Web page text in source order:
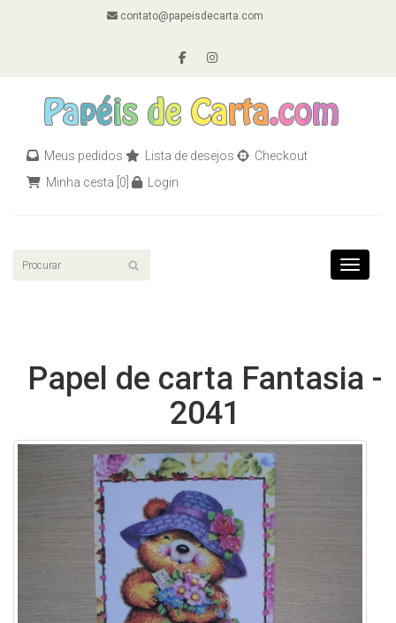
contato@papeisdecarta.com
Meus pedidos Lista de desejos
Checkout
Minha cesta [0] Login
Toggle
Papel de carta Fantasia -
2041